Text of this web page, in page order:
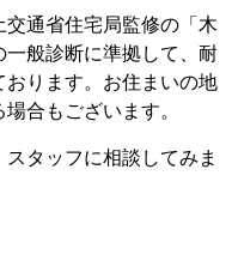
通省住宅局監修の「木
般診断に準拠して、耐
ります。お住まいの地
合もございます。
タッフに相談してみま